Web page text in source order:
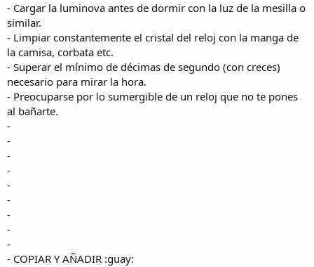
- Cargar la luminova antes de dormir con la luz de la mesilla o
similar.
- Limpiar constantemente el cristal del reloj con la manga de
la camisa, corbata etc.
- Superar el mínimo de décimas de segundo (con creces)
necesario para mirar la hora.
- Preocuparse por lo sumergible de un reloj que no te pones
al bañarte.
-
-
-
-
-
-
-
-
-
- COPIAR Y AÑADIR :guay: